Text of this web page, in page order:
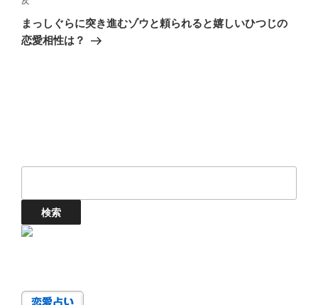
ー
シ
の
投
まっしぐらに突き進むゾウと頼られると嬉しいひつじの
恋愛相性は？